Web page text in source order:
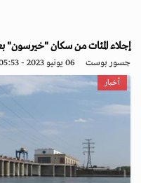
إجلاء المئات من سكان "خيرسون"
جسور بوست 06 يونيو 2023 - 05:53
أخبار